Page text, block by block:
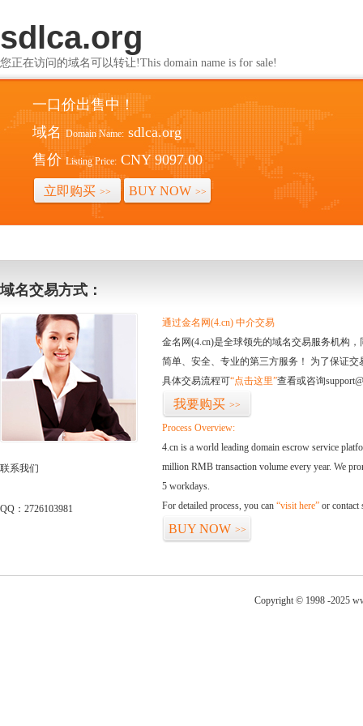
sdlca.org
您正在访问的域名可以转让!This domain name is for sale!
一口价出售中！
域名 Domain Name: sdlca.org
售价 Listing Price: CNY 9097.00
立即购买 >> BUY NOW >>
域名交易方式：
联系我们
QQ：2726103981
通过金名网(4.cn) 中介交易
金名网(4.cn)是全球领先的域名交易服务机构
简单、安全、专业的第三方服务！ 为了保证
具体交易流程可“点击这里”查看或咨询
我要购买 >>
Process Overview:
4.cn is a world leading domain escrow service
million RMB transaction volume every year. We
5 workdays.
For detailed process, you can “visit here” or contact
BUY NOW >>
Copyright © 1998 -2025